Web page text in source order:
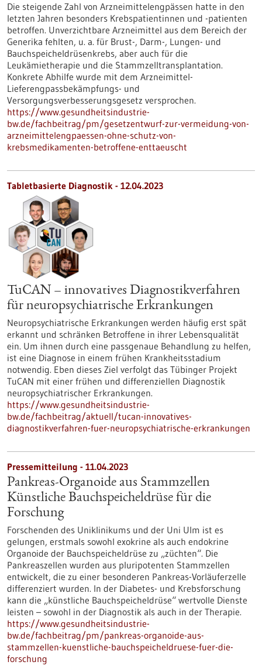
Die steigende Zahl von Arzneimittelengpässen hatte in den
letzten Jahren besonders Krebspatientinnen und -patienten
betroffen. Unverzichtbare Arzneimittel aus dem Bereich der
Generika fehlten, u. a. für Brust-, Darm-, Lungen- und
Bauchspeicheldrüsenkrebs, aber auch für die
Leukämietherapie und die Stammzelltransplantation.
Konkrete Abhilfe wurde mit dem Arzneimittel-
Lieferengpassbekämpfungs- und
Versorgungsverbesserungsgesetz versprochen.
https://www.gesundheitsindustrie-
bw.de/fachbeitrag/pm/gesetzentwurf-zur-vermeidung-von-
arzneimittelengpaessen-ohne-schutz-von-
krebsmedikamenten-betroffene-enttaeuscht
Tabletbasierte Diagnostik - 12.04.2023
TuCAN – innovatives Diagnostikverfahren
für neuropsychiatrische Erkrankungen
Neuropsychiatrische Erkrankungen werden häufig erst spät
erkannt und schränken Betroffene in ihrer Lebensqualität
ein. Um ihnen durch eine passgenaue Behandlung zu helfen,
ist eine Diagnose in einem frühen Krankheitsstadium
notwendig. Eben dieses Ziel verfolgt das Tübinger Projekt
TuCAN mit einer frühen und differenziellen Diagnostik
neuropsychiatrischer Erkrankungen.
https://www.gesundheitsindustrie-
bw.de/fachbeitrag/aktuell/tucan-innovatives-
diagnostikverfahren-fuer-neuropsychiatrische-erkrankungen
Pressemitteilung - 11.04.2023
Pankreas-Organoide aus Stammzellen
Künstliche Bauchspeicheldrüse für die
Forschung
Forschenden des Uniklinikums und der Uni Ulm ist es
gelungen, erstmals sowohl exokrine als auch endokrine
Organoide der Bauchspeicheldrüse zu „züchten“. Die
Pankreaszellen wurden aus pluripotenten Stammzellen
entwickelt, die zu einer besonderen Pankreas-Vorläuferzelle
differenziert wurden. In der Diabetes- und Krebsforschung
kann die „künstliche Bauchspeicheldrüse“ wertvolle Dienste
leisten – sowohl in der Diagnostik als auch in der Therapie.
https://www.gesundheitsindustrie-
bw.de/fachbeitrag/pm/pankreas-organoide-aus-
stammzellen-kuenstliche-bauchspeicheldruese-fuer-die-
forschung